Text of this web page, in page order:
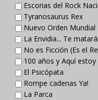
Escorias del Rock
Tyranosaurus Rex
Nuevo Orden Mundial
La Envidia... Te matará!
No es Ficción (Es el
100 años y Aquí estoy
El Psicópata
Rompe cadenas Ya!
La Parca